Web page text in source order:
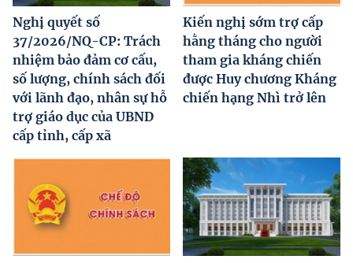
Nghị quyết số
37/2026/NQ-CP: Trách
nhiệm bảo đảm cơ cấu,
số lượng, chính sách đối
với lãnh đạo, nhân sự hỗ
trợ giáo dục của UBND
cấp tỉnh, cấp xã
Kiến nghị sớm trợ cấp
hằng tháng cho người
tham gia kháng chiến
được Huy chương Kháng
chiến hạng Nhì trở lên